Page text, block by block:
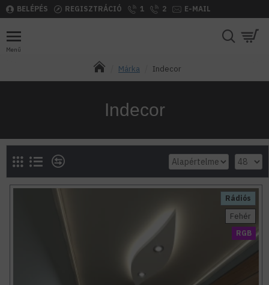
BELÉPÉS REGISZTRÁCIÓ 1 2 E-MAIL
Márka Indecor
Indecor
RGB
Rádiós
Fehér